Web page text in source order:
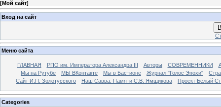
[Мой сайт]
Вход на сайт
Меню сайта
ГЛАВНАЯ РПО им. Императора Александра III Авторы СОВРЕМЕННИКИ
Мы на Рутубе
МЫ ВКонтакте Мы в Бастионе Журнал "Голос Эпохи"
Сайт И.П. Золотусского
Наш Савва. Памяти С.В. Ямщикова Проект Белый
Categories